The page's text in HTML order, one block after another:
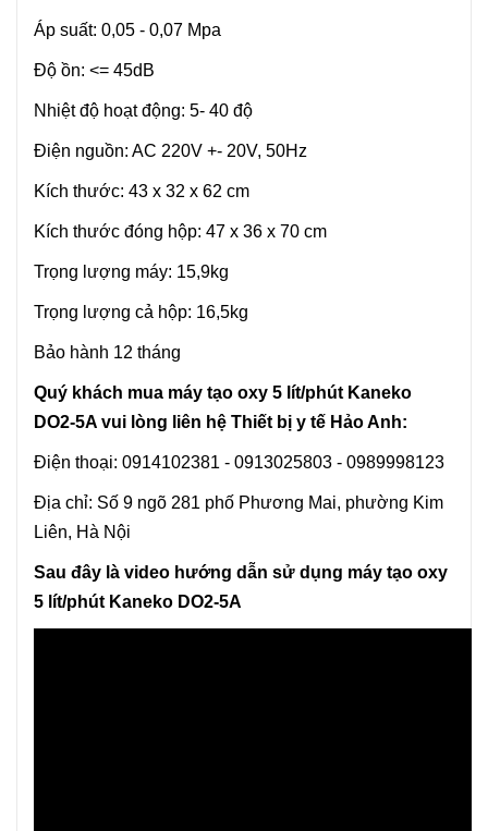
Áp suất: 0,05 - 0,07 Mpa
Độ ồn: <= 45dB
Nhiệt độ hoạt động: 5- 40 độ
Điện nguồn: AC 220V +- 20V, 50Hz
Kích thước: 43 x 32 x 62 cm
Kích thước đóng hộp: 47 x 36 x 70 cm
Trọng lượng máy: 15,9kg
Trọng lượng cả hộp: 16,5kg
Bảo hành 12 tháng
Quý khách mua máy tạo oxy 5 lít/phút Kaneko
DO2-5A vui lòng liên hệ Thiết bị y tế Hảo Anh:
Điện thoại: 0914102381 - 0913025803 - 0989998123
Địa chỉ: Số 9 ngõ 281 phố Phương Mai, phường Kim
Liên, Hà Nội
Sau đây là video hướng dẫn sử dụng máy tạo oxy
5 lít/phút Kaneko DO2-5A